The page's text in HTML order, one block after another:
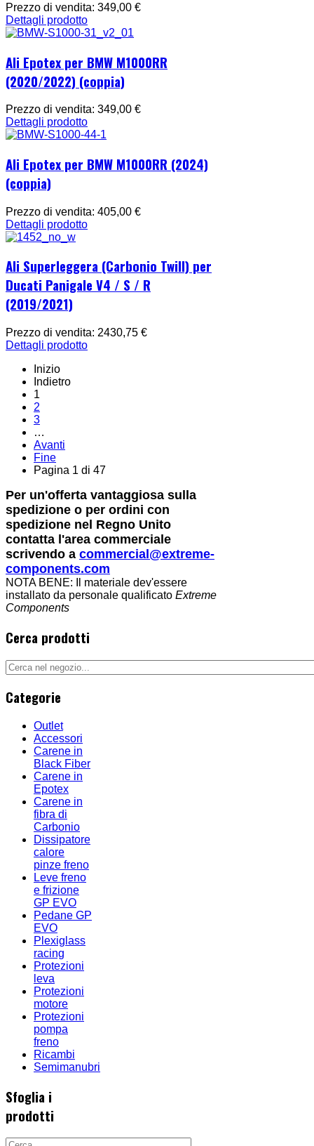
Prezzo di vendita: 349,00 €
Dettagli prodotto
Ali Epotex per BMW M1000RR
(2020/2022) (coppia)
Prezzo di vendita: 349,00 €
Dettagli prodotto
Ali Epotex per BMW M1000RR (2024)
(coppia)
Prezzo di vendita: 405,00 €
Dettagli prodotto
Ali Superleggera (Carbonio Twill) per
Ducati Panigale V4 / S / R
(2019/2021)
Prezzo di vendita: 2430,75 €
Dettagli prodotto
Inizio
Indietro
1
2
3
…
Avanti
Fine
Pagina 1 di 47
Per un'offerta vantaggiosa sulla
spedizione o per ordini con
spedizione nel Regno Unito
contatta l'area commerciale
scrivendo a commercial@extreme-
components.com
NOTA BENE: Il materiale dev'essere
installato da personale qualificato Extreme
Components
Cerca prodotti
Categorie
Outlet
Accessori
Carene in
Black Fiber
Carene in
Epotex
Carene in
fibra di
Carbonio
Dissipatore
calore
pinze freno
Leve freno
e frizione
GP EVO
Pedane GP
EVO
Plexiglass
racing
Protezioni
leva
Protezioni
motore
Protezioni
pompa
freno
Ricambi
Semimanubri
Sfoglia i
prodotti